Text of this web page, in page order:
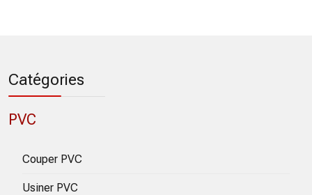
Catégories
PVC
Couper PVC
Usiner PVC